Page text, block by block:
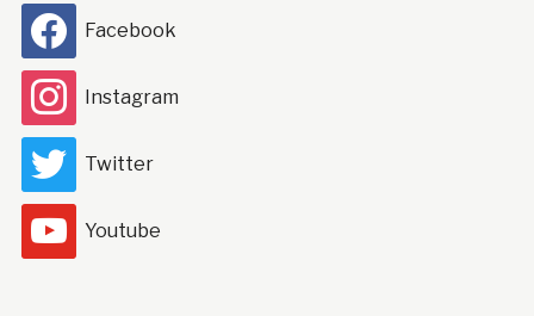
Facebook
Instagram
Twitter
Youtube